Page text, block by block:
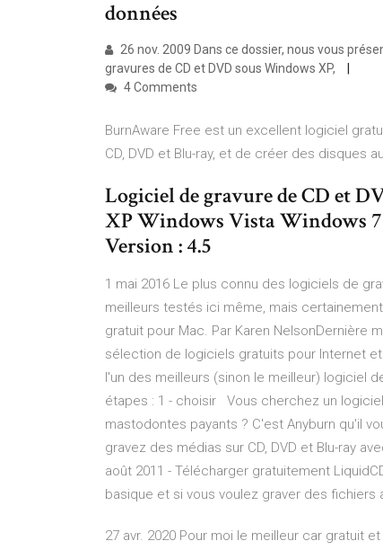
données
26 nov. 2009 Dans ce dossier, nous vous
gravures de CD et DVD sous Windows XP,
4 Comments
BurnAware Free est un excellent logiciel
CD, DVD et Blu-ray, et de créer des disques
Logiciel de gravure de CD et
XP Windows Vista Windows
Version : 4.5
1 mai 2016 Le plus connu des logiciels de
meilleurs testés ici même, mais
gratuit pour Mac. Par Karen NelsonDernière
sélection de logiciels gratuits pour Internet
l'un des meilleurs (sinon le meilleur) logiciel
étapes : 1 - choisir Vous cherchez un
mastodontes payants ? C'est Anyburn qu'il
gravez des médias sur CD, DVD et Blu-ray
août 2011 - Télécharger gratuitement
basique et si vous voulez graver des fichiers
27 avr. 2020 Pour moi le meilleur car gratuit